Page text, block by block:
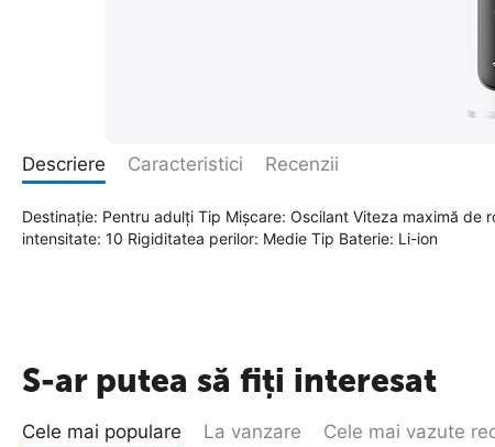
Descriere Caracteristici Recenzii
Destinație: Pentru adulți Tip Mișcare: Oscilant Viteza maximă
intensitate: 10 Rigiditatea perilor: Medie Tip Baterie: Li-ion
S-ar putea să fiți interesat
Cele mai populare La vanzare Cele mai vazute